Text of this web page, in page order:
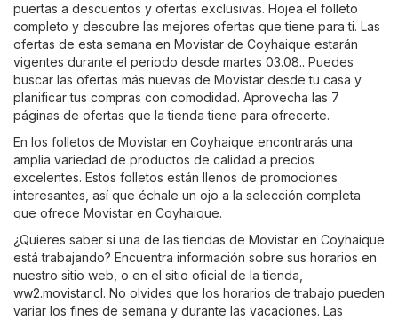
puertas a descuentos y ofertas exclusivas. Hojea el folleto
completo y descubre las mejores ofertas que tiene para ti. Las
ofertas de esta semana en Movistar de Coyhaique estarán
vigentes durante el periodo desde martes 03.08.. Puedes
buscar las ofertas más nuevas de Movistar desde tu casa y
planificar tus compras con comodidad. Aprovecha las 7
páginas de ofertas que la tienda tiene para ofrecerte.
En los folletos de Movistar en Coyhaique encontrarás una
amplia variedad de productos de calidad a precios
excelentes. Estos folletos están llenos de promociones
interesantes, así que échale un ojo a la selección completa
que ofrece Movistar en Coyhaique.
¿Quieres saber si una de las tiendas de Movistar en Coyhaique
está trabajando? Encuentra información sobre sus horarios en
nuestro sitio web, o en el sitio oficial de la tienda,
ww2.movistar.cl. No olvides que los horarios de trabajo pueden
variar los fines de semana y durante las vacaciones. Las